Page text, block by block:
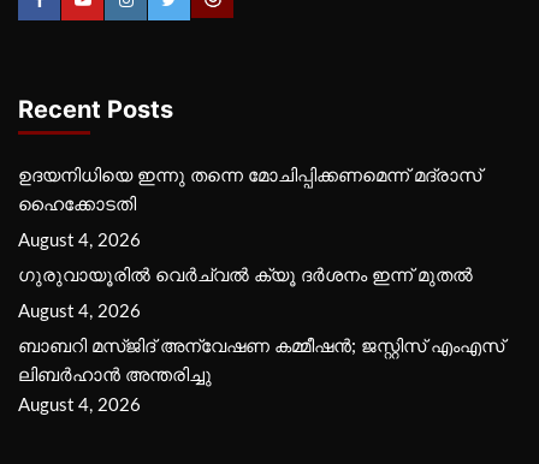
Recent Posts
ഉദയനിധിയെ ഇന്നു തന്നെ മോചിപ്പിക്കണമെന്ന് മദ്രാസ്
ഹൈക്കോടതി
August 4, 2026
ഗുരുവായൂരില്‍ വെര്‍ച്വല്‍ ക്യൂ ദര്‍ശനം ഇന്ന് മുതല്‍
August 4, 2026
ബാബറി മസ്ജിദ് അന്വേഷണ കമ്മീഷന്‍; ജസ്റ്റിസ് എംഎസ്
ലിബര്‍ഹാന്‍ അന്തരിച്ചു
August 4, 2026